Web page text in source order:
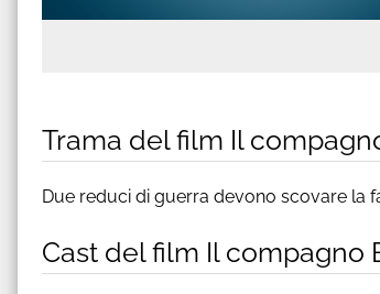
Trama del film Il
Due reduci di guerra devono scovare la
Cast del film Il compagno